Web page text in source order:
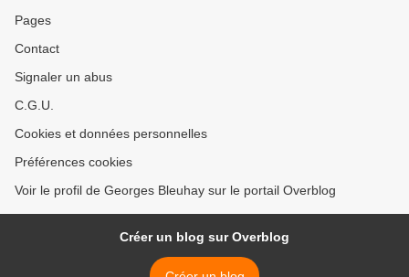
Pages
Contact
Signaler un abus
C.G.U.
Cookies et données personnelles
Préférences cookies
Voir le profil de Georges Bleuhay sur le portail Overblog
Créer un blog sur Overblog